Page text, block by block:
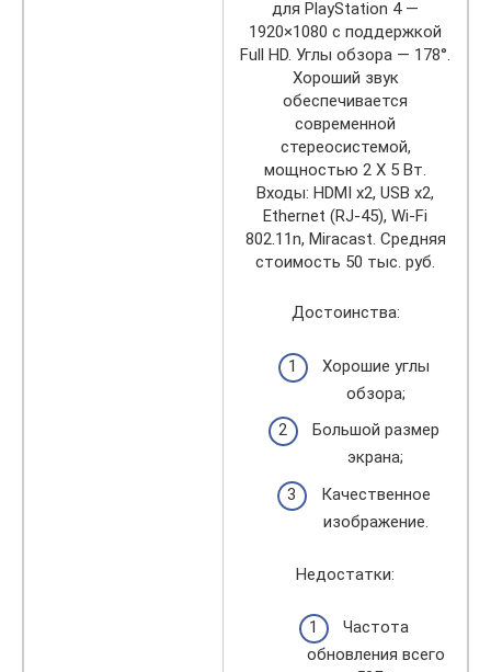
для PlayStation 4 —
1920×1080 с поддержкой
Full HD. Углы обзора — 178°.
Хороший звук
обеспечивается
современной
стереосистемой,
мощностью 2 Х 5 Вт.
Входы: HDMI x2, USB x2,
Ethernet (RJ-45), Wi-Fi
802.11n, Miracast. Средняя
стоимость 50 тыс. руб.
Достоинства:
Хорошие углы
обзора;
Большой размер
экрана;
Качественное
изображение.
Недостатки:
Частота
обновления всего